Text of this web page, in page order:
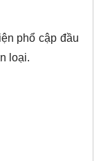
phổ cập đầu
loại.